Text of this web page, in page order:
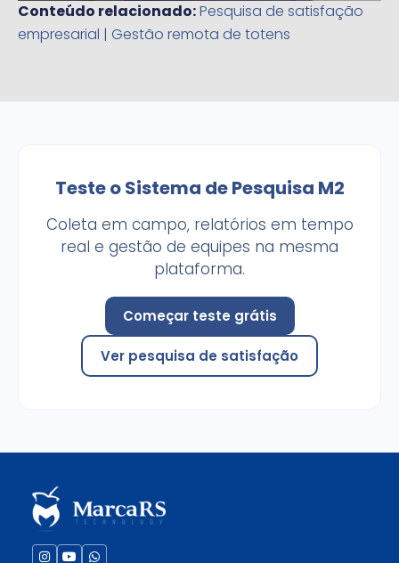
Conteúdo relacionado:Pesquisa de satisfação
empresarial | Gestão remota de totens
Teste o Sistema de Pesquisa M2
Coleta em campo, relatórios em tempo
real e gestão de equipes na mesma
plataforma.
Começar teste grátis
Ver pesquisa de satisfação